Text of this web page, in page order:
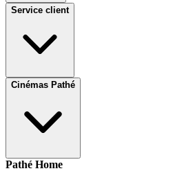
Service client
Cinémas Pathé
Pathé Home